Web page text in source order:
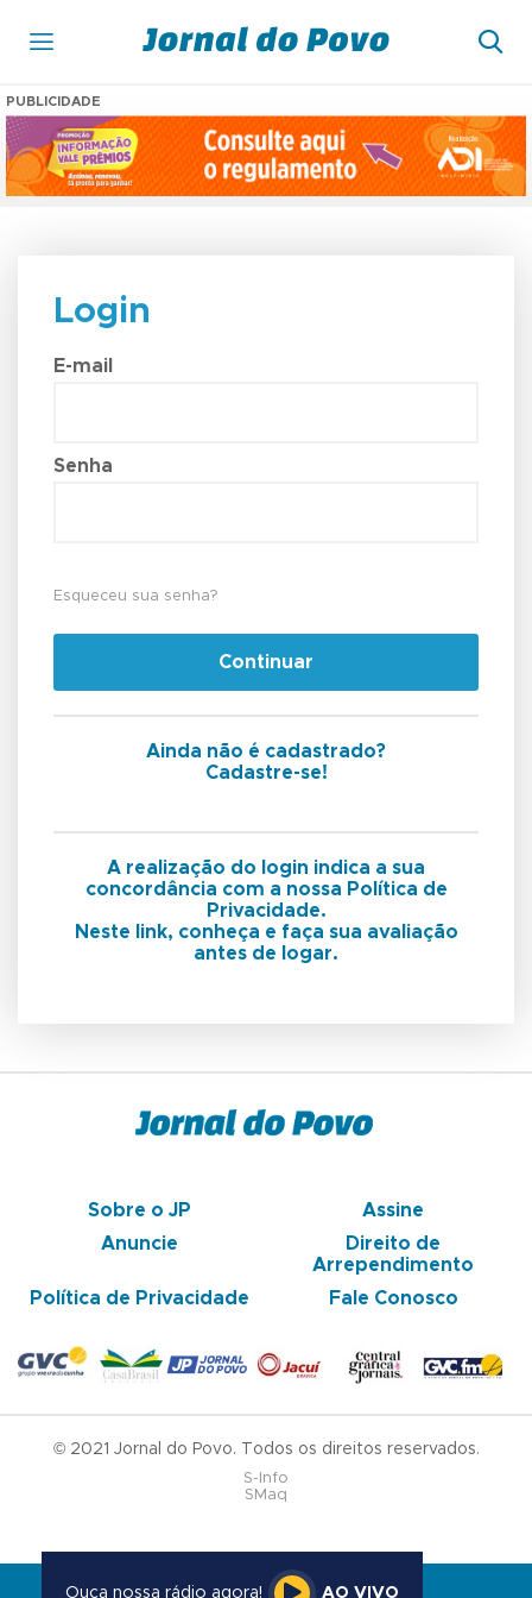
PUBLICIDADE
Login
E-mail
Senha
Esqueceu sua senha?
Continuar
Ainda não é cadastrado?
Cadastre-se!
A realização do login indica a sua
concordância com a nossa Política de
Privacidade.
Neste link, conheça e faça sua avaliação
antes de logar.
Sobre o JP
Assine
Anuncie
Direito de
Arrependimento
Política de Privacidade
Fale Conosco
© 2021 Jornal do Povo. Todos os direitos reservados.
S-Info
SMaq
Ouça nossa rádio agora! AO VIVO